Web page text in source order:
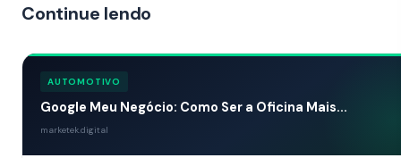
Continue lendo
AUTOMOTIVO
Google Meu Negócio: Como Ser a Oficina Mais...
marketek.digital